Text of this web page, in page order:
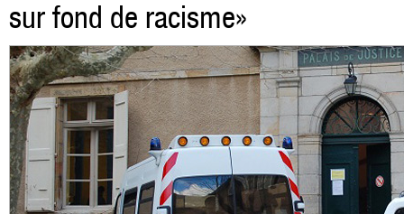
sur fond de racisme»